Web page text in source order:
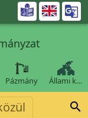

Pázmány Állami k…
